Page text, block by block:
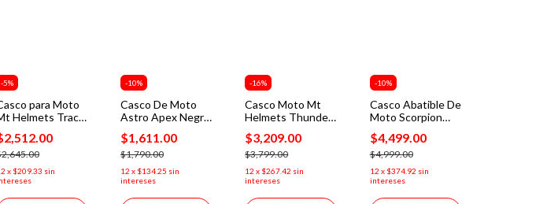
-5%
para Moto
Helmets Track
Sv Pure A1 Negro
x $209.33 sin
-10%
Casco De Moto
Astro Apex Negro
Brillante
$1,611.00
$1,790.00
12 x $134.25 sin
intereses
-16%
Casco Moto Mt
Helmets Thunder
4 Monster
Piqueras Mica
Humo De Regalo
$3,209.00
$3,799.00
12 x $267.42 sin
intereses
-10%
Casco Abatible De
Moto Scorpion
Exo Combat 2
Open Solid Mate
$4,499.00
$4,999.00
12 x $374.92 sin
intereses